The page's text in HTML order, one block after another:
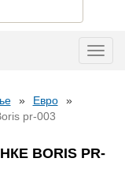
» Евро
»
pr-003
BORIS PR-